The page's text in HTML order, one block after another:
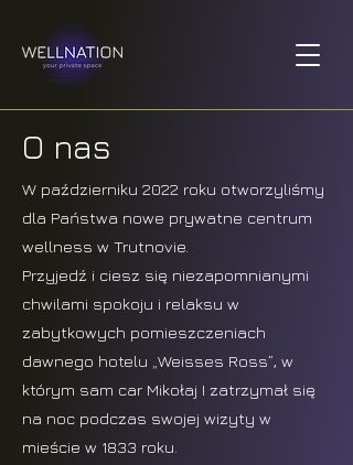
O nas
W październiku 2022 roku otworzyliśmy
dla Państwa nowe prywatne centrum
wellness w Trutnovie.
Przyjedź i ciesz się niezapomnianymi
chwilami spokoju i relaksu w
zabytkowych pomieszczeniach
dawnego hotelu „Weisses Ross”, w
którym sam car Mikołaj I zatrzymał się
na noc podczas swojej wizyty w
mieście w 1833 roku.